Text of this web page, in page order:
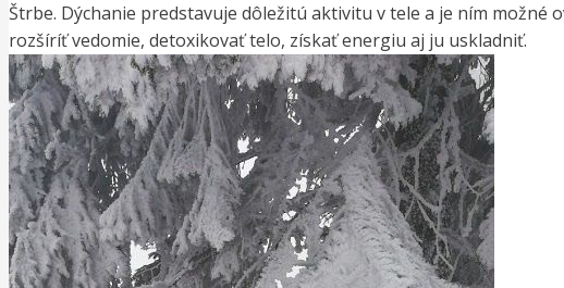
Štrbe. Dýchanie predstavuje dôležitú aktivitu v tele a je ním možné
rozšíríť vedomie, detoxikovať telo, získať energiu aj ju uskladniť.